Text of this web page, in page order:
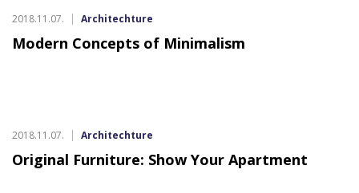
2018.11.07. Architechture
Modern Concepts of Minimalism
2018.11.07. Architechture
Original Furniture: Show Your Apartment